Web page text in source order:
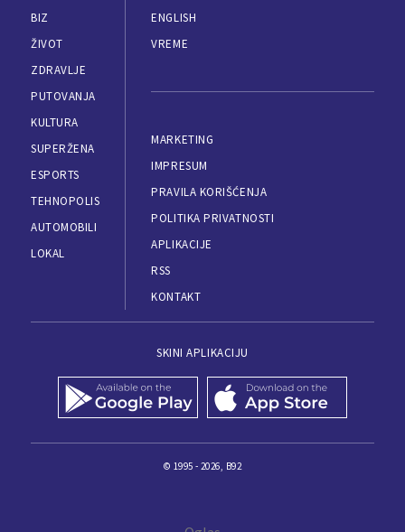
BIZ
ŽIVOT
ZDRAVLJE
PUTOVANJA
KULTURA
SUPERŽENA
ESPORTS
TEHNOPOLIS
AUTOMOBILI
LOKAL
ENGLISH
VREME
MARKETING
IMPRESUM
PRAVILA KORIŠĆENJA
POLITIKA PRIVATNOSTI
APLIKACIJE
RSS
KONTAKT
SKINI APLIKACIJU
© 1995 - 2026, B92